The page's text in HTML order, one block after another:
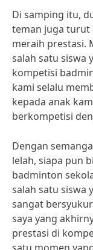
Di samping itu,
teman juga turut
meraih prestasi.
salah satu siswa
kompetisi
kami selalu
kepada anak
berkompetisi
Dengan
lelah, siapa pun
badminton
salah satu siswa
sangat
saya yang
prestasi di